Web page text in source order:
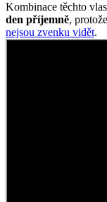
Kombinace těchto
den příjemně,
nejsou zvenku vidět.